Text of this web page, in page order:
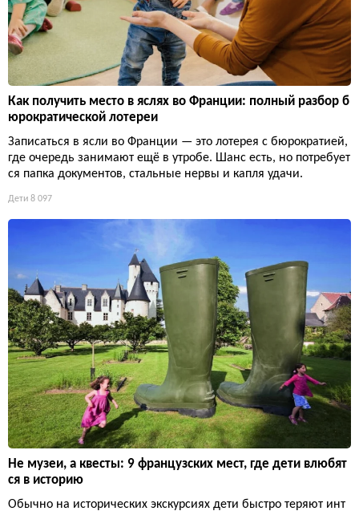
Как получить место в яслях во Франции: полный разбор б
юрократической лотереи
Записаться в ясли во Франции — это лотерея с бюрократией,
где очередь занимают ещё в утробе. Шанс есть, но потребует
ся папка документов, стальные нервы и капля удачи.
Дети 8 097
Не музеи, а квесты: 9 французских мест, где дети влюбят
ся в историю
Обычно на исторических экскурсиях дети быстро теряют инт